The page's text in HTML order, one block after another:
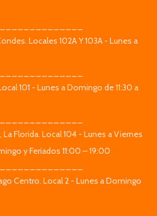
Locales 102A Y 103A - Lunes a
101 - Lunes a Domingo de 11:30 a
La Florida. Local 104 - Lunes a Viernes
y Feriados 11:00 – 19:00
Centro. Local 2 - Lunes a Domingo